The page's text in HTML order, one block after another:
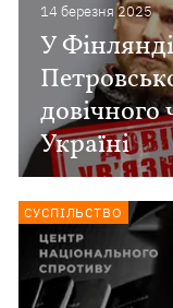
14 березня 2025
У
довічного
Україні
СУСПІЛЬСТВО